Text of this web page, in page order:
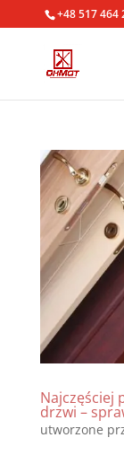
+48 517 464
Najczęściej
drzwi –
utworzone